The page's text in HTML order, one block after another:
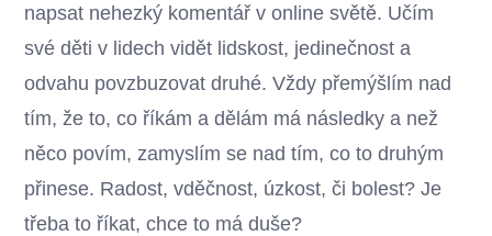
napsat nehezký komentář v online světě. Učím
své děti v lidech vidět lidskost, jedinečnost a
odvahu povzbuzovat druhé. Vždy přemýšlím nad
tím, že to, co říkám a dělám má následky a než
něco povím, zamyslím se nad tím, co to druhým
přinese. Radost, vděčnost, úzkost, či bolest? Je
třeba to říkat, chce to má duše?